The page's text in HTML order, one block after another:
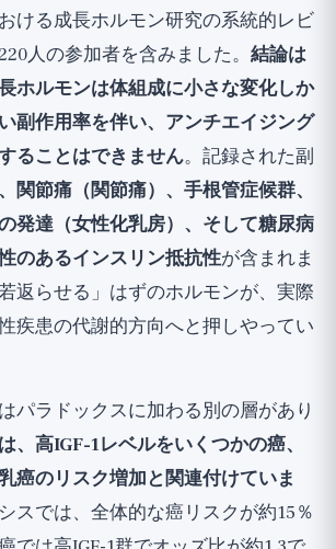
ける成長ホルモン研究の系統的レビ
人の参加者を含みました。 結論は
ホルモンは体組成に小さな変化しか
副作用率を伴い、アンチエイジング
ることはできません。記録された副
関節痛（関節痛）、手根管症候群、
発達（女性化乳房）、そして糖尿病
のあるインスリン抵抗性が含まれま
返らせる」はずのホルモンが、実際
疾患の代謝的方向へと押しやってい
パラドックスに加わる別の層があり
、高IGF-1レベルをいくつかの癌、
癌のリスク増加と関連付けていま
スでは、全体的な癌リスクが約15％